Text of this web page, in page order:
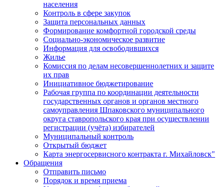
населения
Контроль в сфере закупок
Защита персональных данных
Формирование комфортной городской среды
Социально-экономическое развитие
Информация для освободившихся
Жилье
Комиссия по делам несовершеннолетних и защите
их прав
Инициативное бюджетирование
Рабочая группа по координации деятельности
государственных органов и органов местного
самоуправления Шпаковского муниципального
округа ставропольского края при осуществлении
регистрации (учёта) избирателей
Муниципальный контроль
Открытый бюджет
Карта энергосервисного контракта г. Михайловск"
Обращения
Отправить письмо
Порядок и время приема